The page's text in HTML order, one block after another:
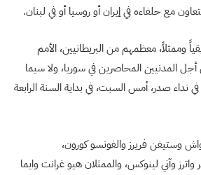
مع حلفاءه في إيران أو روسيا أو في لبنان.
وممثلاً، معظمهم من البريطانيين، الأمم
المدنيين المحاصرين في سوريا، ولا سيما
نداء صدر، أمس السبت، في بداية السنة الرابعة
وستيفن فريرز والفونسو كورون،
وآني لينوكس، والممثلان هيو غرانت وايما